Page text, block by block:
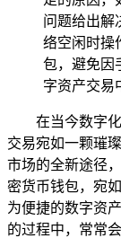
问题给出解
络空闲时操
包，避免因
字资产交易
在当今数字
交易宛如一颗璀
市场的全新途径
密货币钱包，宛
为便捷的数字资
的过程中，常常